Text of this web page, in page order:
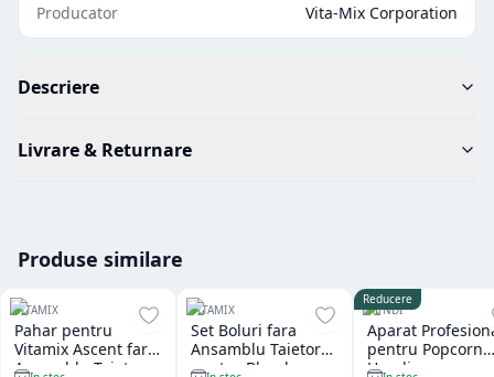
Producator Vita-Mix Corporation
Descriere
Livrare & Returnare
Produse similare
VITAMIX
Pahar pentru
Vitamix Ascent fara
Ansamblu Taietor
VITAMIX
Set Boluri fara
Ansamblu Taietor
pentru Blendere
Reducere
HENDI
Aparat
pentru Popcorn
Hendi